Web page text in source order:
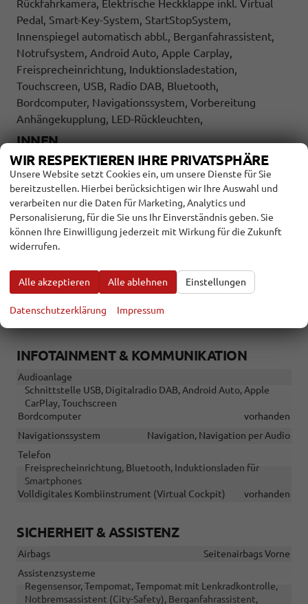
Rückfahrkamera, Elektrische Heckklappe inkl. Virtual
Pedal, Smart-Key-System, StartStopSystem,
Innenspiegel automatisch abbl., Berganfahrassistent,
Notrufsystem, Android Auto, Apple Carplay,
Freisprecheinrichtung, Induktionsladestation,
Touchscreen, USB, Radio DAB, Bluetooth,
Bordcomputer, Navigationssystem, Vorbereitung
Anhängekupplung, LED-Rückleuchten,
INNEN
Ambiente-Beleuchtung
vorhanden
Armlehnen
Mittelarmlehne
Fensterheber
Klimatisierung
Klimaautomatik
Lenkrad
in Leder, höhenverstellbar, mit Multifunktionen, mit
Sitze
Isofix (Kindersitzbefestigung), Sitzheizung, Sportsitze
Sitze: Lordosenstütze
Sitze: Verstellbarkeit
Höhenverstellbarer Fahrersitz
INFOTAINMENT & KOMMUNIKATION
Audioanlage
Schnittstelle USB, Digitalradio DAB, Android Auto, Apple
CarPlay, Touchscreen
Bordcomputer
vorhanden
Navigationssystem
Navigation, Navigation per Audio
Telefon
Freisprecheinrichtung, Bluetooth, Induktionsladen für
Smartphones
Volldigitales Kombiinstrument (Virtual Cockpit)
vorhanden
SICHERHEIT & ASSISTENZ
Airbags
Seitenairbags Vorne
Assistenzsysteme
Regensensor, Tempomat, Tempomat mit Lenkradkontrolle,
Notbremsassistent (City-Safety), Berganfahrassistent,
WIR RESPEKTIEREN IHRE PRIVATSPHÄRE
Unsere Website setzt Cookies ein, um unsere Dienste für Sie
bereitzustellen. Hierbei berücksichtigen wir Ihre Auswahl und
verarbeiten nur die Daten für Marketing, Analytics und
Personalisierung, für die Sie uns Ihr Einverständnis geben. Sie
können Ihre Einwilligung jederzeit mit Wirkung für die Zukunft
widerrufen.
Alle akzeptieren Alle ablehnen Einstellungen
Datenschutzerklärung Impressum